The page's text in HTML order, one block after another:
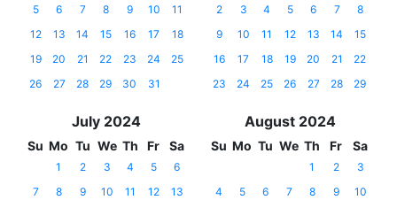
5
6 7 8 9 10
11
12
13 14 15 16 17
18
19
20 21 22 23 24
25
26
27 28 29 30 31
2
3 4 5 6 7
8
9
10 11 12 13 14
15
16
17 18 19 20 21
22
23
24 25 26 27 28 29
July 2024
Su Mo Tu We Th Fr Sa
1 2 3 4 5
6
7
8 9 10 11 12
13
August 2024
Su Mo Tu We Th Fr Sa
1 2
3
4
5 6 7 8 9
10